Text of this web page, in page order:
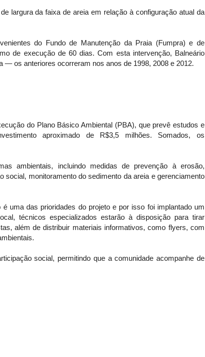
largura da faixa de areia em relação à configuração atual da
do Fundo de Manutenção da Praia (Fumpra) e de
de execução de 60 dias. Com esta intervenção, Balneário
— os anteriores ocorreram nos anos de 1998, 2008 e 2012.
do Plano Básico Ambiental (PBA), que prevê estudos e
aproximado de R$3,5 milhões. Somados, os
ambientais, incluindo medidas de prevenção à erosão,
social, monitoramento do sedimento da areia e gerenciamento
uma das prioridades do projeto e por isso foi implantado um
técnicos especializados estarão à disposição para tirar
além de distribuir materiais informativos, como flyers, com
social, permitindo que a comunidade acompanhe de